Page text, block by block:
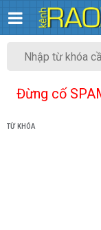
Đừng cố
TỪ KHÓA